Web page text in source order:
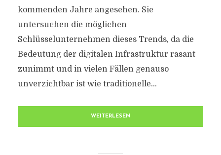
kommenden Jahre angesehen. Sie
untersuchen die möglichen
Schlüsselunternehmen dieses Trends, da die
Bedeutung der digitalen Infrastruktur rasant
zunimmt und in vielen Fällen genauso
unverzichtbar ist wie traditionelle...
WEITERLESEN